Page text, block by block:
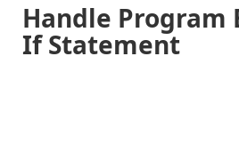
Handle Program
If Statement